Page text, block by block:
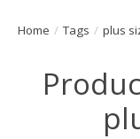
Home / Tags / plus